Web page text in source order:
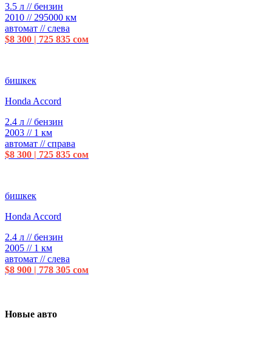
3.5 л // бензин
2010 // 295000 км
автомат // слева
$8 300 | 725 835 сом
бишкек
Honda Accord
2.4 л // бензин
2003 // 1 км
автомат // справа
$8 300 | 725 835 сом
бишкек
Honda Accord
2.4 л // бензин
2005 // 1 км
автомат // слева
$8 900 | 778 305 сом
Новые авто